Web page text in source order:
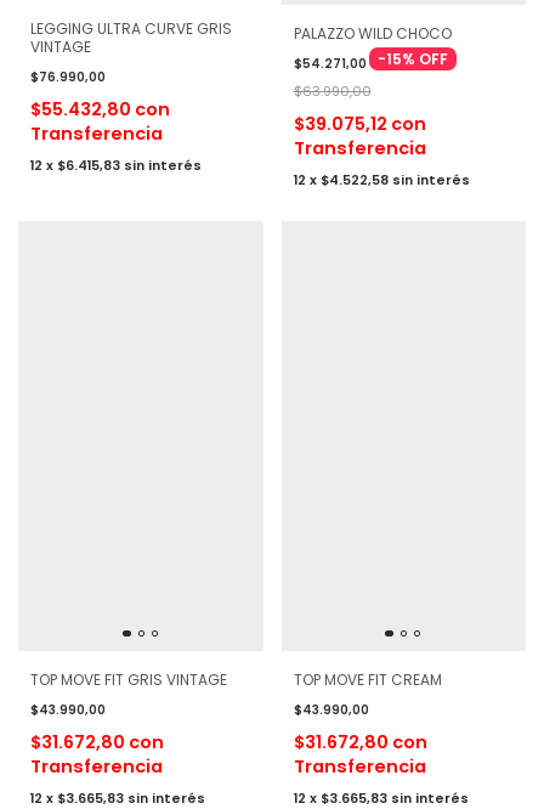
LEGGING ULTRA CURVE GRIS
VINTAGE
$76.990,00
$55.432,80 con
Transferencia
12 x $6.415,83 sin interés
PALAZZO WILD CHOCO
$54.271,00 -15% OFF
$63.990,00
$39.075,12 con
Transferencia
12 x $4.522,58 sin interés
TOP MOVE FIT GRIS VINTAGE
$43.990,00
$31.672,80 con
Transferencia
12 x $3.665,83 sin interés
TOP MOVE FIT CREAM
$43.990,00
$31.672,80 con
Transferencia
12 x $3.665,83 sin interés